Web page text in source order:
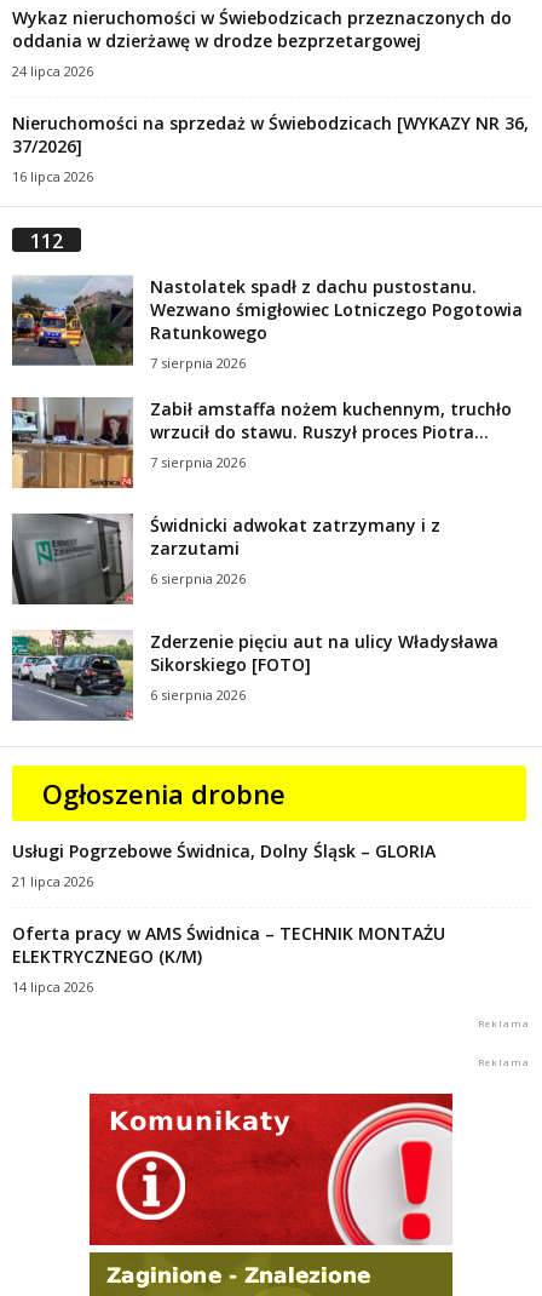
Wykaz nieruchomości w Świebodzicach przeznaczonych do
oddania w dzierżawę w drodze bezprzetargowej
24 lipca 2026
Nieruchomości na sprzedaż w Świebodzicach [WYKAZY NR 36,
37/2026]
16 lipca 2026
112
Nastolatek spadł z dachu pustostanu.
Wezwano śmigłowiec Lotniczego Pogotowia
Ratunkowego
7 sierpnia 2026
Zabił amstaffa nożem kuchennym, truchło
wrzucił do stawu. Ruszył proces Piotra...
7 sierpnia 2026
Świdnicki adwokat zatrzymany i z
zarzutami
6 sierpnia 2026
Zderzenie pięciu aut na ulicy Władysława
Sikorskiego [FOTO]
6 sierpnia 2026
Ogłoszenia drobne
Usługi Pogrzebowe Świdnica, Dolny Śląsk – GLORIA
21 lipca 2026
Oferta pracy w AMS Świdnica – TECHNIK MONTAŻU
ELEKTRYCZNEGO (K/M)
14 lipca 2026